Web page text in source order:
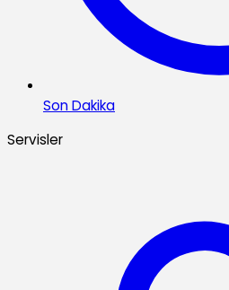
Son Dakika
Servisler